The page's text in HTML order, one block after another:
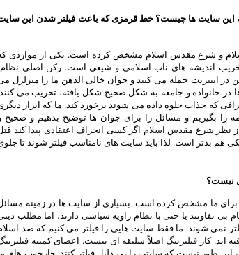
این سایت ها چیست؟ خط قرمزی که باعث فیلتر شدن این
و شرع مقدس اسلام مشخص کرده است. یکی از مواردی
اندیشه های ناب اسلامی و شیعی است. رکن اصلی
اینترنت حمله می کنند و جوان خالی الذهن ما را متزلزل
در خانواده و جامعه به شکل صحیح شکل یافته، تخریب می
که جذاب جلوه داده می شوند برخورد کند. ما که ابزار
را بگیریم و مسائل را برای جوان ها توضیح بدهیم و صحیح
نظر شرع مقدس اسلام اگر کسی انحراف اعتقادی پیدا کند
هم بدتر است. لذا باید سایت های نامناسب فیلتر شوند تا
نیست؟
برای ما مشخص کرده است. بسیاری از سایت ها در زمینه
بی تفاوتند یا حتی با نظام زاویه سیاسی دارند، اما مطلب
نمی شوند. ما فقط سایت هایی را فیلتر می کنیم که ضد
اند. کار فیلترینگ اصلاً سلیقه ای نیست. اعضای کمیته